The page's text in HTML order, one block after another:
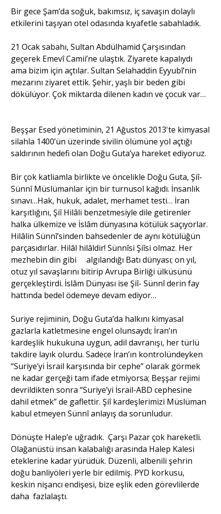
Bir gece Şam’da soğuk, bakımsız, iç savaşın dolaylı
etkilerini taşıyan otel odasında kıyafetle sabahladık.
21 Ocak sabahı, Sultan Abdülhamid Çarşısından
geçerek Emevî Camii’ne ulaştık. Ziyarete kapalıydı
ama bizim için açtılar. Sultan Selahaddin Eyyubî’nin
mezarını ziyaret ettik. Şehir, yaşlı bir beden gibi
dökülüyor. Çok miktarda dilenen kadın ve çocuk var…
Beşşar Esed yönetiminin, 21 Ağustos 2013'te kimyasal
silahla 1400’ün üzerinde sivilin ölümüne yol açtığı
saldırının hedefi olan Doğu Guta’ya hareket ediyoruz.
Bir çok katliamla birlikte ve öncelikle Doğu Guta, Şiî-
Sünnî Müslümanlar için bir turnusol kağıdı. İnsanlık
sınavı…Hak, hukuk, adalet, merhamet testi… İran
karşıtlığını, Şiî Hilâli benzetmesiyle dile getirenler
halka ülkemize ve İslâm dünyasına kötülük saçıyorlar.
Hilâlin Sünnî’sinden bahsedenler de aynı kötülüğün
parçasıdırlar. Hilâl hilâldir! Sünnîsi Şiîsi olmaz. Her
mezhebin din gibi algılandığı Batı dünyası; on yıl,
otuz yıl savaşlarını bitirip Avrupa Birliği ülküsünü
gerçekleştirdi. İslâm Dünyası ise Şiî- Sünnî derin fay
hattında bedel ödemeye devam ediyor…
Suriye rejiminin, Doğu Guta’da halkını kimyasal
gazlarla katletmesine engel olunsaydı; İran’ın
kardeşlik hukukuna uygun, adil davranışı, her türlü
takdire layık olurdu. Sadece İran’ın kontrolündeyken
“Suriye’yi İsrail karşısında bir cephe” olarak görmek
ne kadar gerçeği tam ifade etmiyorsa; Beşşar rejimi
devrildikten sonra “Suriye’yi İsrail-ABD cephesine
dahil etmek” de gaflettir. Şiî kardeşlerimizi Müslüman
kabul etmeyen Sünnî anlayış da sorunludur.
Dönüşte Halep’e uğradık. Çarşı Pazar çok hareketli.
Olağanüstü insan kalabalığı arasında Halep Kalesi
eteklerine kadar yürüdük. Düzenli, albenili şehrin
doğu banliyöleri yerle bir edilmiş. PYD korkusu,
keskin nişancı endişesi, bize eşlik eden görevlilerde
daha fazlalaştı.